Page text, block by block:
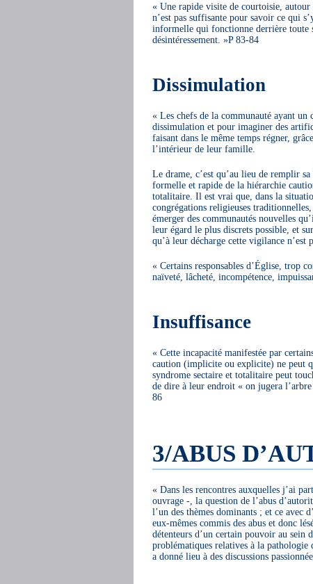
« Une rapide visite de courtoisie, autour
n’est pas suffisante pour savoir ce qui
informelle qui fonctionne derrière
désintéressement. »P 83-84
Dissimulation
« Les chefs de la communauté ayant
dissimulation et pour imaginer des
faisant dans le même temps régner,
l’intérieur de leur famille.
Le drame, c’est qu’au lieu de remplir
formelle et rapide de la hiérarchie
totalitaire. Il est vrai que, dans la
congrégations religieuses
émerger des communautés nouvelles
leur égard le plus discrets possible, et
qu’à leur décharge cette vigilance
« Certains responsables d’Église, trop
naïveté, lâcheté, incompétence,
Insuffisance
« Cette incapacité manifestée par
caution (implicite ou explicite) ne peut
syndrome sectaire et totalitaire peut
de dire à leur endroit « on jugera
86
3/ABUS
« Dans les rencontres auxquelles j’ai
ouvrage -, la question de l’abus
l’un des thèmes dominants ; et ce avec
eux-mêmes commis des abus et donc
détenteurs d’un certain pouvoir au sein
problématiques relatives à la
a donné lieu à des discussions